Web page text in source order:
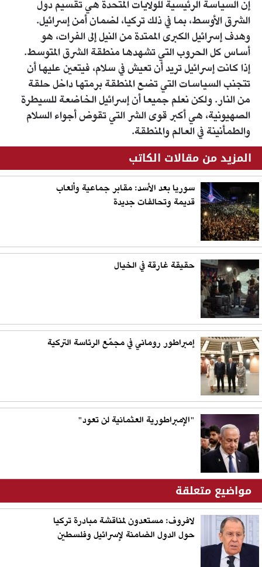
إن السياسة الرئيسية للولايات المتحدة هي تقسيم دول
الشرق الأوسط، بما في ذلك تركيا، لضمان أمن إسرائيل.
وهدف إسرائيل الكبرى الممتدة من النيل إلى الفرات، هو
أساس كل الحروب التي تشهدها منطقة الشرق المتوسط.
إذا كانت إسرائيل تريد أن تعيش في سلام، فيتعين عليها أن
تتجنب السياسات التي تضع المنطقة برمتها داخل حلقة
من النار. ولكن نعلم جميعا أن إسرائيل الخاضعة للسيطرة
الصهيونية، هي أكبر قوى الشر التي تقوض أجواء السلام
والطمأنينة في العالم والمنطقة.
المزيد من مقالات الكاتب
سوريا بعد الأسد: مقابر جماعية وألعاب
قديمة وتحالفات جديدة
حقيقة غارقة في الخيال
إمبراطور روماني في مجمّع الرئاسة التركية
"الإمبراطورية العثمانية لن تعود"
مواضيع متعلقة
لافروف: مستعدون لمناقشة مبادرة تركيا
حول الدول الضامنة لإسرائيل وفلسطين